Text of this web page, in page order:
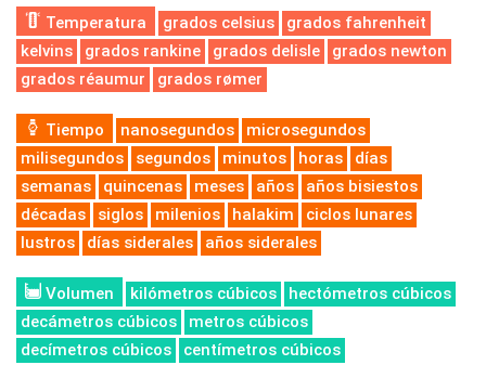
Temperatura grados celsius
grados fahrenheit
kelvins
grados rankine grados delisle
grados newton
grados réaumur
grados rømer
Tiempo nanosegundos
microsegundos
milisegundos
segundos minutos horas
días
semanas
quincenas meses años
años bisiestos
décadas
siglos milenios halakim
ciclos lunares
lustros
días siderales años siderales
Volumen kilómetros cúbicos
hectómetros cúbicos
decámetros cúbicos
metros cúbicos
decímetros cúbicos
centímetros cúbicos